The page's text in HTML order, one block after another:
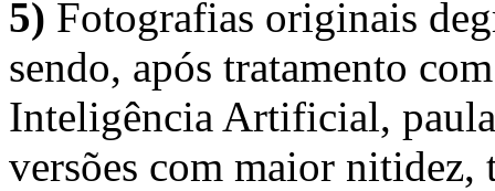
5) Fotografias originais
sendo, após tratamento
Inteligência Artificial,
versões com maior nitidez,